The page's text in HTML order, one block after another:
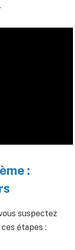
.
:
suspectez
étapes :